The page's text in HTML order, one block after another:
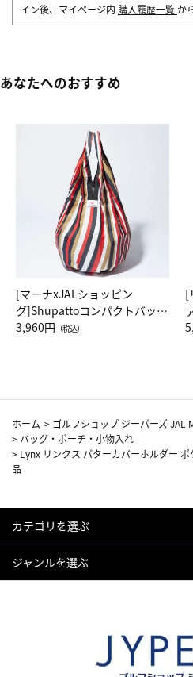
イン後、マイページ内 購入履歴一覧 か
あなたへのおすすめ
[マーナxJALショッピン
グ]Shupattoコンパクトバッグ
Drop JAL客室乗務員（LC）ス
3,960円 （税込）
[
ホーム > ゴルフショップ ジーパーズ JAL
> バッグ・ポーチ・小物入れ
> Lynx リンクス パターカバーホルダー
品
カテゴリを選ぶ
ジャンルを選ぶ